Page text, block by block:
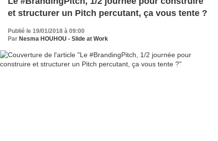
et structurer un Pitch percutant, ça vous tente ?
Publié le 19/01/2018 à 09:00
Par Nesma HOUHOU - Slide at Work